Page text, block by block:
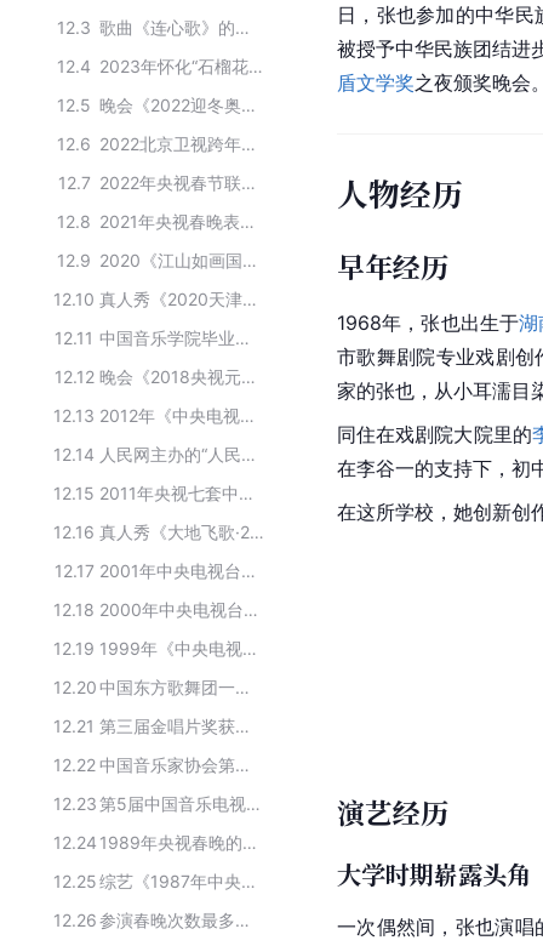
12.3
歌曲《连心歌》的主要创作者
12.4
2023年怀化“石榴花开美中华”文艺巡演宣传大使
12.5
晚会《2022迎冬奥BRTV环球跨年冰雪盛典》的主要嘉宾
12.6
2022北京卫视跨年晚会表演嘉宾
12.7
2022年央视春节联欢晚会嘉宾名单
12.8
2021年央视春晚表演嘉宾
12.9
2020《江山如画国庆音乐会》的主要演员
12.10
真人秀《2020天津卫视春节联欢晚会》的演职人员
12.11
中国音乐学院毕业的主要女歌手
12.12
晚会《2018央视元宵晚会》的主要嘉宾
12.13
2012年《中央电视台春节联欢晚会》主要演员
12.14
人民网主办的“人民喜爱的艺术家”获得者
12.15
2011年央视七套中国农民春节联欢晚会主要歌唱家
12.16
真人秀《大地飞歌·2008》主要演员
12.17
2001年中央电视台春节联欢晚会的主要演员
12.18
2000年中央电视台春节联欢晚会参演嘉宾
12.19
1999年《中央电视台春节联欢晚会》主要演员
12.20
中国东方歌舞团一级演员
12.21
第三届金唱片奖获奖人物
12.22
中国音乐家协会第九届主席、副主席
12.23
第5届中国音乐电视大赛获奖名单
12.24
1989年央视春晚的表演嘉宾
12.25
综艺《1987年中央电视台春节联欢晚会》的主要嘉宾
12.26
参演春晚次数最多的前十位明星
日，张也参加的中华
被授予中华民族团结进
盾文学奖之夜颁奖晚会
人物经历
早年经历
1968年，张也出生于湖
市歌舞剧院专业戏剧创
家的张也，从小耳濡目
同住在戏剧院大院里的
在李谷一的支持下，初
在这所学校，她创新创
演艺经历
大学时期崭露头角
一次偶然间，张也演唱